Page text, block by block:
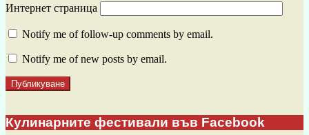
Интернет страница
Notify me of follow-up comments by email.
Notify me of new posts by email.
Кулинарните фестивали във Facebook